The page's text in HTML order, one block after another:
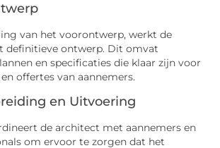
van het voorontwerp, werkt de
definitieve ontwerp. Dit omvat
en specificaties die klaar zijn voor
offertes van aannemers.
en Uitvoering
de architect met aannemers en
om ervoor te zorgen dat het